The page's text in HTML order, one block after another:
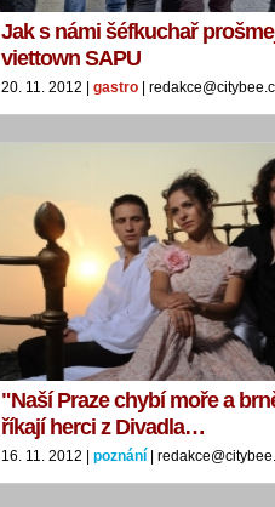
Jak s námi šéfkuchař
viettown SAPU
20. 11. 2012 | gastro |
"Naší Praze chybí moře a
říkají herci z Divadla…
16. 11. 2012 | poznání |